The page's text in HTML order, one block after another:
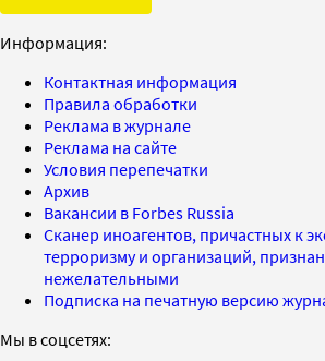
Информация:
Контактная информация
Правила обработки
Реклама в журнале
Реклама на сайте
Условия перепечатки
Архив
Вакансии в Forbes Russia
Сканер иноагентов, причастных к
терроризму и организаций,
нежелательными
Подписка на печатную версию
Мы в соцсетях: